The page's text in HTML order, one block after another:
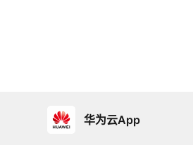
华为云App